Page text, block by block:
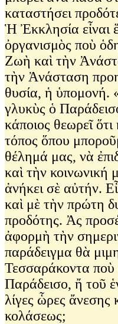
καταστήσει
Ἡ Ἐκκλησία εἶναι
ὀργανισμὸς ποὺ
Ζωὴ καὶ τὴν
τὴν Ἀνάσταση
θυσία, ἡ ὑπομονή.
γλυκὺς ὁ
κάποιος θεωρεῖ
τόπος ὅπου
θέλημά μας, νὰ
καὶ τὴν κοινωνική
ἀνήκει σὲ αὐτήν.
καὶ μὲ τὴν πρώτη
προδότης. Ἀς
ἀφορμὴ τὴν
παράδειγμα θὰ
Τεσσαράκοντα
Παράδεισο, ἤ τοῦ
λίγες ὧρες ἄνεσης
κολάσεως;